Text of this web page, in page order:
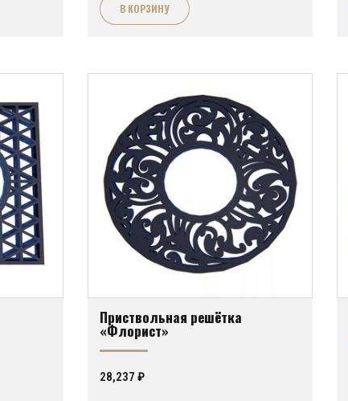
В КОРЗИНУ
Приствольная решётка
«Флорист»
28,237 ₽